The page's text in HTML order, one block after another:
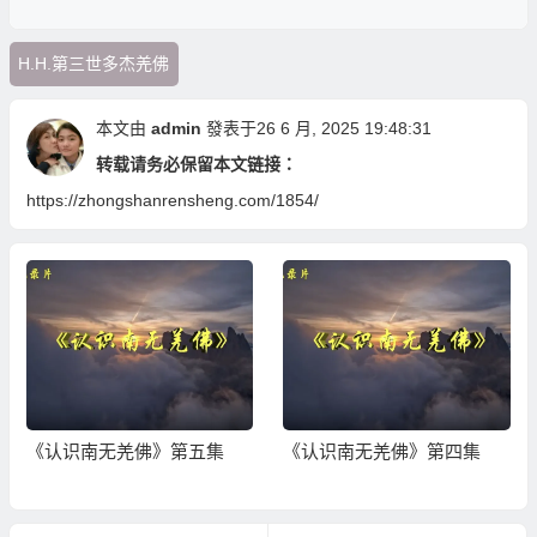
H.H.第三世多杰羌佛
本文由 admin 發表于26 6 月, 2025 19:48:31
转载请务必保留本文链接：
https://zhongshanrensheng.com/1854/
《认识南无羌佛》第五集 《认识南无羌佛》第四集